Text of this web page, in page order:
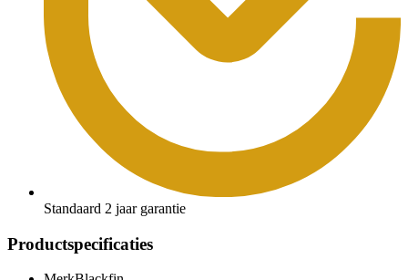
Standaard 2 jaar garantie
Productspecificaties